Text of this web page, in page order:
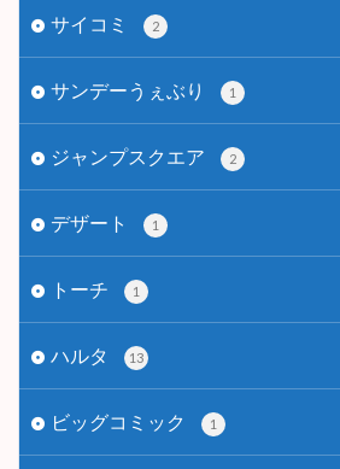
サイコミ 2
サンデーうぇぶり 1
ジャンプスクエア 2
デザート 1
トーチ 1
ハルタ 13
ビッグコミック 1